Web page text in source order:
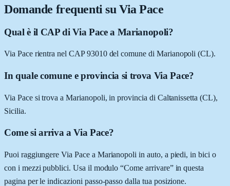
Domande frequenti su Via Pace
Qual è il CAP di Via Pace a Marianopoli?
Via Pace rientra nel CAP 93010 del comune di Marianopoli (CL).
In quale comune e provincia si trova Via Pace?
Via Pace si trova a Marianopoli, in provincia di Caltanissetta (CL),
Sicilia.
Come si arriva a Via Pace?
Puoi raggiungere Via Pace a Marianopoli in auto, a piedi, in bici o
con i mezzi pubblici. Usa il modulo “Come arrivare” in questa
pagina per le indicazioni passo-passo dalla tua posizione.